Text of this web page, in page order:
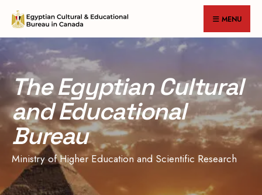
MENU
The Egyptian Cultural
and Educational
Bureau
Ministry of Higher Education and Scientific Research